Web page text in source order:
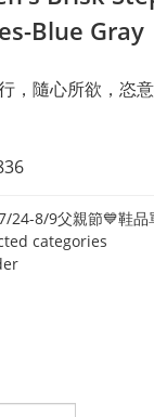
Blue Gray
，隨心所欲，恣
24-8/9父親節💙鞋品
categories